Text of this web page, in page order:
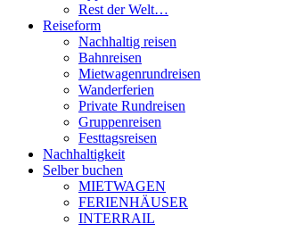
Rest der Welt…
Reiseform
Nachhaltig reisen
Bahnreisen
Mietwagenrundreisen
Wanderferien
Private Rundreisen
Gruppenreisen
Festtagsreisen
Nachhaltigkeit
Selber buchen
MIETWAGEN
FERIENHÄUSER
INTERRAIL